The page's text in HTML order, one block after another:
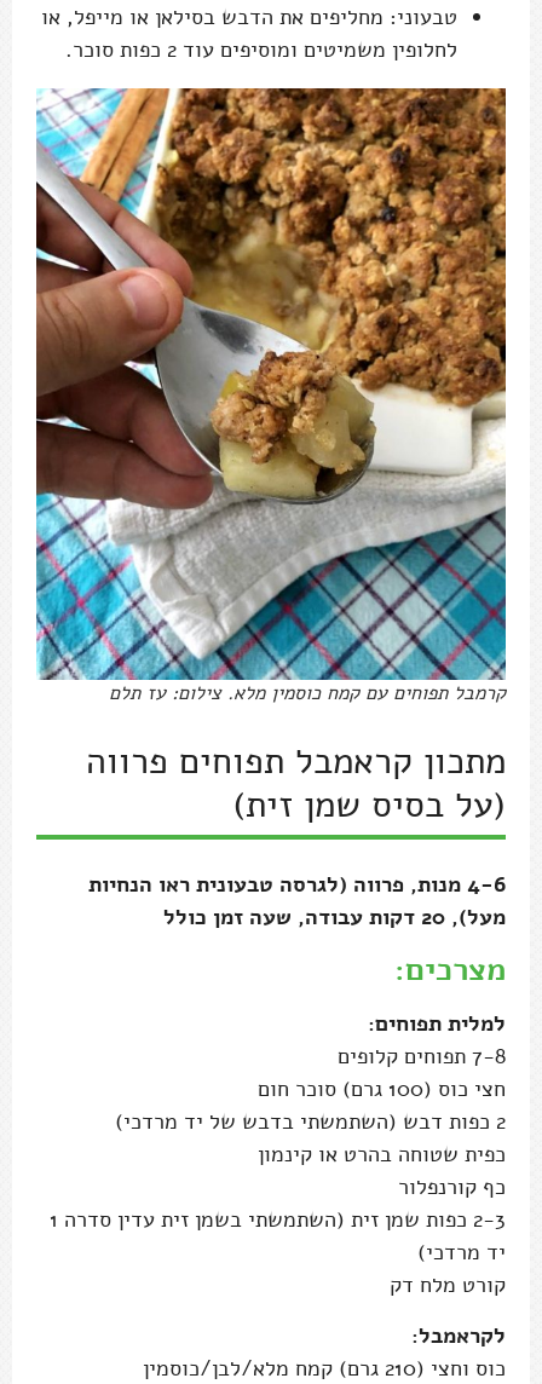
טבעוני: מחליפים את הדבש בסילאן או מייפל, או
לחלופין משמיטים ומוסיפים עוד 2 כפות סוכר.
קרמבל תפוחים עם קמח כוסמין מלא. צילום: עז תלם
מתכון קראמבל תפוחים פרווה
(על בסיס שמן זית)
4-6 מנות, פרווה (לגרסה טבעונית ראו הנחיות
מעל), 20 דקות עבודה, שעה זמן כולל
מצרכים:
למלית תפוחים:
7-8 תפוחים קלופים
חצי כוס (100 גרם) סוכר חום
2 כפות דבש (השתמשתי בדבש של יד מרדכי)
כפית שטוחה בהרט או קינמון
כף קורנפלור
2-3 כפות שמן זית (השתמשתי בשמן זית עדין סדרה 1
יד מרדכי)
קורט מלח דק
לקראמבל:
כוס וחצי (210 גרם) קמח מלא/לבן/כוסמין